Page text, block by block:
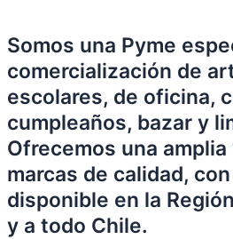
Somos una Pyme
comercialización de
escolares, de oficina,
cumpleaños, bazar y
Ofrecemos una
marcas de calidad,
disponible en la
y a todo Chile.